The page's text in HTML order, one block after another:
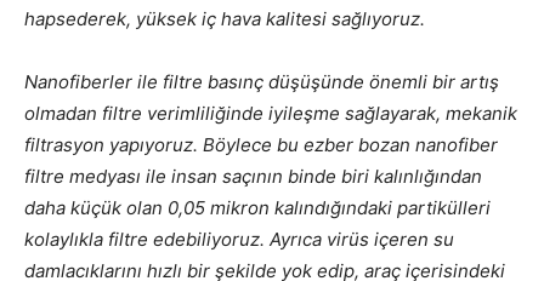
hapsederek, yüksek iç hava kalitesi sağlıyoruz.
Nanofiberler ile filtre basınç düşüşünde önemli bir artış
olmadan filtre verimliliğinde iyileşme sağlayarak, mekanik
filtrasyon yapıyoruz. Böylece bu ezber bozan nanofiber
filtre medyası ile insan saçının binde biri kalınlığından
daha küçük olan 0,05 mikron kalındığındaki partikülleri
kolaylıkla filtre edebiliyoruz. Ayrıca virüs içeren su
damlacıklarını hızlı bir şekilde yok edip, araç içerisindeki